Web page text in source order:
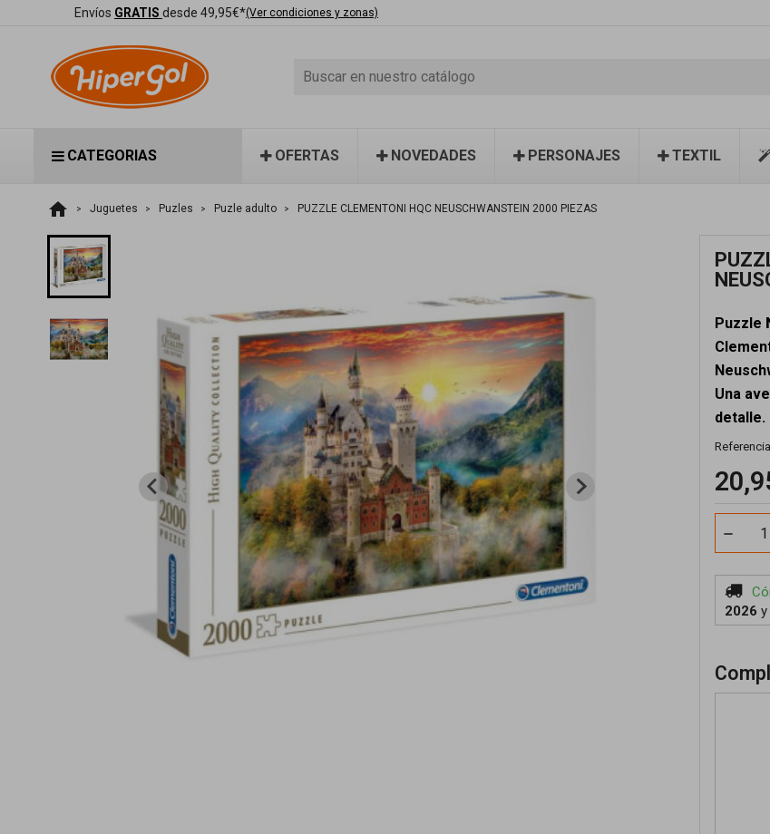
Envíos GRATIS desde 49,95€*(Ver condiciones y zonas)
CATEGORIAS OFERTAS NOVEDADES PERSONAJES TEXTIL
home Juguetes Puzles Puzle adulto PUZZLE CLEMENTONI HQC NEUSCHWANSTEIN 2000 PIEZAS
Puzzle
Una
detalle.
Referencia
2026 y